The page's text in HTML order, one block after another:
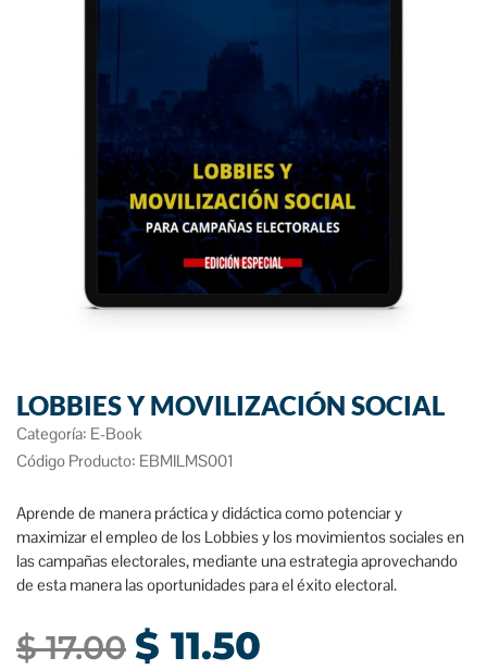
LOBBIES Y MOVILIZACIÓN SOCIAL
Categoría: E-Book
Código Producto: EBMILMS001
Aprende de manera práctica y didáctica como potenciar y
maximizar el empleo de los Lobbies y los movimientos sociales en
las campañas electorales, mediante una estrategia aprovechando
de esta manera las oportunidades para el éxito electoral.
$17.00 $ 11.50